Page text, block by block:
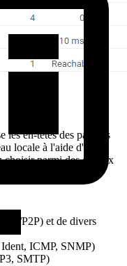
les en-têtes des paquets
locale à l'aide d'un
choisir parmi des canaux
et bien d'autres
P2P) et de divers
Ident, ICMP, SNMP)
SMTP)